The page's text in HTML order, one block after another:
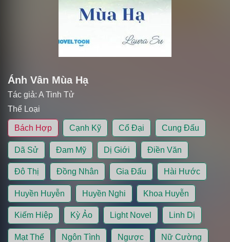
Ánh Vân Mùa Hạ
Tác giả: A Tinh Tử
Thể Loại
Bách Hợp Cạnh Kỹ Cổ Đại Cung Đấu
Dã Sử Đam Mỹ Dị Giới Điền Văn
Đô Thị Đồng Nhân Gia Đấu Hài Hước
Huyền Huyễn Huyền Nghi Khoa Huyễn
Kiếm Hiệp Kỳ Ảo Light Novel Linh Dị
Mạt Thế Ngôn Tình Ngược Nữ Cường